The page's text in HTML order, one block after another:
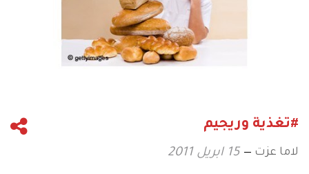
#تغذية وريجيم
لاما عزت 15 ابريل 2011